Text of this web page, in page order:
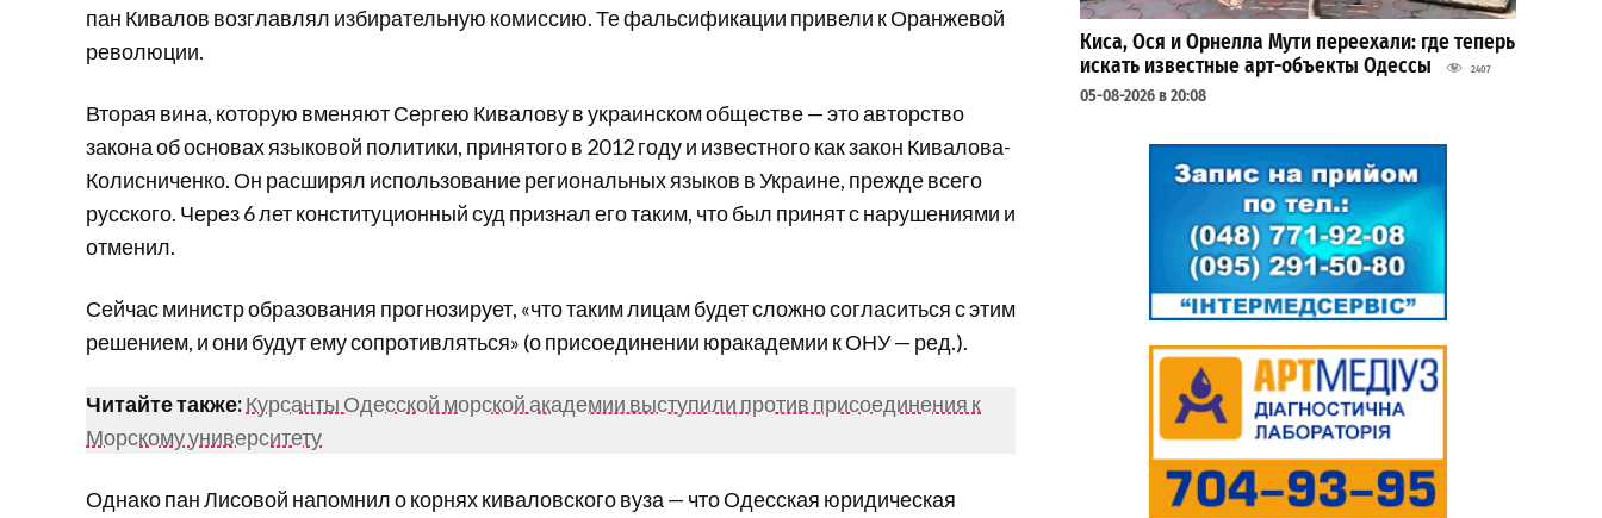
пан Кивалов возглавлял избирательную комиссию. Те фальсификации привели к Оранжевой
революции.
Вторая вина, которую вменяют Сергею Кивалову в украинском обществе — это авторство
закона об основах языковой политики, принятого в 2012 году и известного как закон Кивалова-
Колисниченко. Он расширял использование региональных языков в Украине, прежде всего
русского. Через 6 лет конституционный суд признал его таким, что был принят с нарушениями и
отменил.
Сейчас министр образования прогнозирует, «что таким лицам будет сложно согласиться с этим
решением, и они будут ему сопротивляться» (о присоединении юракадемии к ОНУ — ред.).
Читайте также:Курсанты Одесской морской академии выступили против присоединения к
Морскому университету
Однако пан Лисовой напомнил о корнях киваловского вуза — что Одесская юридическая
Киса, Ося и Орнелла Мути переехали: где теперь
искать известные арт-объекты Одессы
2407
05-08-2026 в 20:08